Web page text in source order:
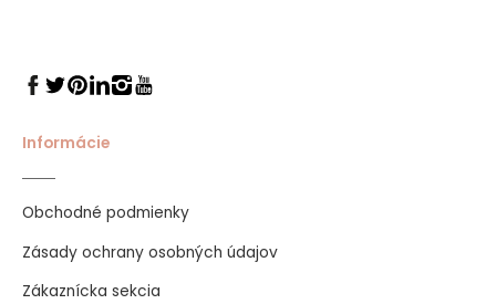
Informácie
Obchodné podmienky
Zásady ochrany osobných údajov
Zákaznícka sekcia